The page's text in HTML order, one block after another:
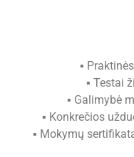
▪️
▪️ Testai
▪️ Galimybė
▪️ Konkrečios
▪️ Mokymų